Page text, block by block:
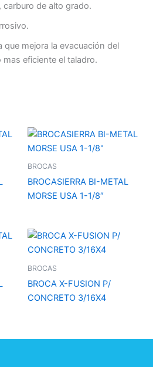
carburo de alto grado.
que mejora la evacuación del
eficiente el taladro.
BROCAS
BROCASIERRA BI-METAL
MORSE USA 1-1/8″
BROCAS
BROCA X-FUSION P/
CONCRETO 3/16X4